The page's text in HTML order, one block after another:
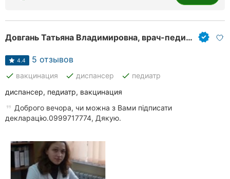
Довгань Татьяна Владимировна, врач-педиатр участковый
4.4 5 отзывов
done вакцинация done диспансер done педиатр
диспансер, педиатр, вакцинация
Доброго вечора, чи можна з Вами підписати
декларацію.0999717774, Дякую.